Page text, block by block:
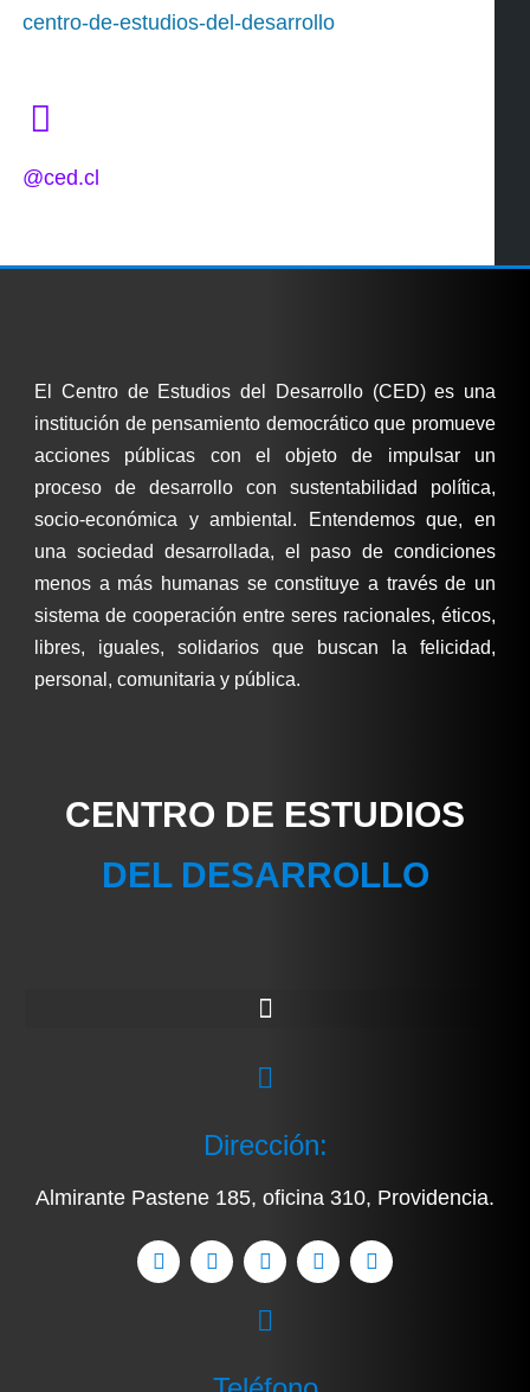
centro-de-estudios-del-desarrollo
@ced.cl
El Centro de Estudios del Desarrollo (CED) es una
institución de pensamiento democrático que promueve
acciones públicas con el objeto de impulsar un
proceso de desarrollo con sustentabilidad política,
socio-económica y ambiental. Entendemos que, en
una sociedad desarrollada, el paso de condiciones
menos a más humanas se constituye a través de un
sistema de cooperación entre seres racionales, éticos,
libres, iguales, solidarios que buscan la felicidad,
personal, comunitaria y pública.
CENTRO DE ESTUDIOS
DEL DESARROLLO
Dirección:
Almirante Pastene 185, oficina 310, Providencia.